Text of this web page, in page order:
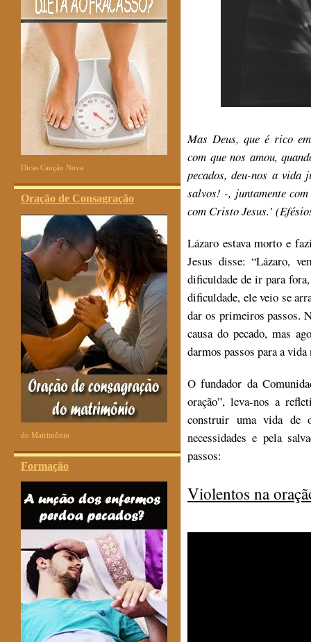
Dicas Canção Nova
Oração de Consagração
do Matrimônio
Formação
Mas Deus, que é rico
com que nos amou,
pecados, deu-nos a vida
salvos! -, juntamente
com Cristo Jesus.’
Lázaro estava morto e
Jesus disse: “Lázaro,
dificuldade de ir para
dificuldade, ele veio se
dar os primeiros passos.
causa do pecado, mas
darmos passos para a
O fundador da
oração”, leva-nos a
construir uma vida de
necessidades e pela
passos:
Violentos na